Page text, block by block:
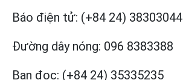
Báo điện tử: (+84 24) 38303044
Đường dây nóng: 096 8383388
Bạn đọc: (+84 24) 35335235